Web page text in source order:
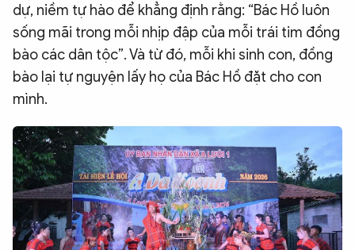
dự, niềm tự hào để khẳng định rằng: “Bác Hồ luôn
sống mãi trong mỗi nhịp đập của mỗi trái tim đồng
bào các dân tộc”. Và từ đó, mỗi khi sinh con, đồng
bào lại tự nguyện lấy họ của Bác Hồ đặt cho con
mình.